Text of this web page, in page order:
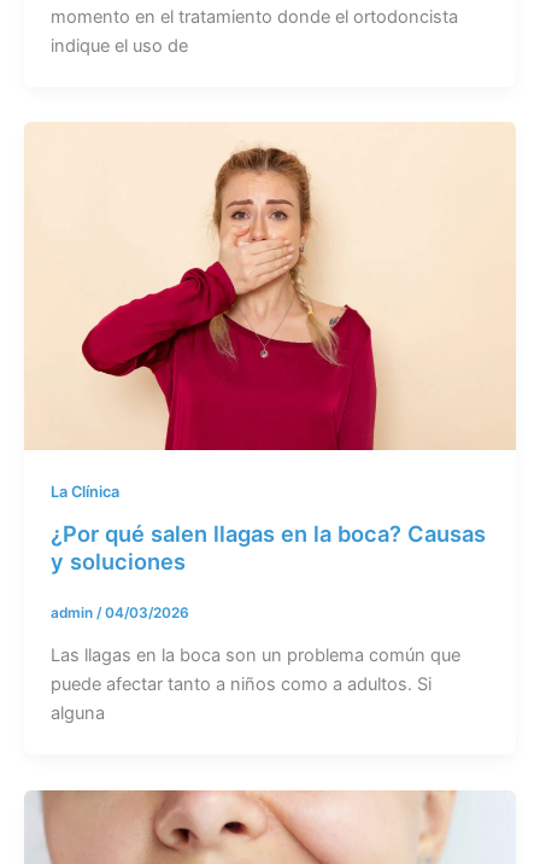
momento en el tratamiento donde el ortodoncista
indique el uso de
La Clínica
¿Por qué salen llagas en la boca? Causas
y soluciones
admin /04/03/2026
Las llagas en la boca son un problema común que
puede afectar tanto a niños como a adultos. Si
alguna